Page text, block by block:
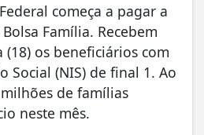
começa a pagar a
Família. Recebem
os beneficiários com
Social (NIS) de final 1. Ao
de famílias
neste mês.